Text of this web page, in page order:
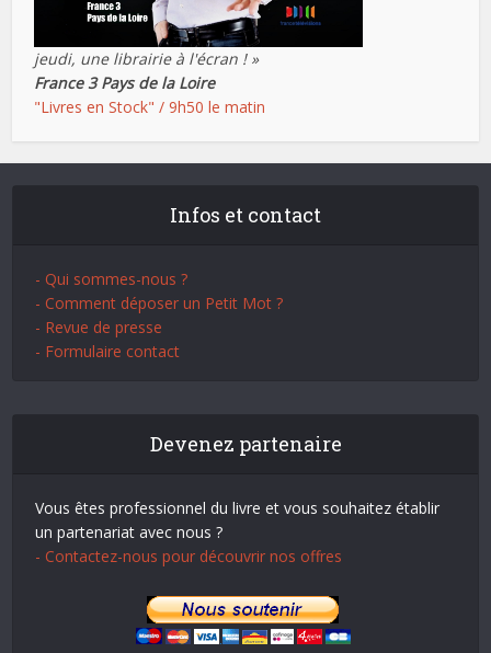
jeudi, une librairie à l'écran ! »
France 3 Pays de la Loire
"Livres en Stock" / 9h50 le matin
Infos et contact
- Qui sommes-nous ?
- Comment déposer un Petit Mot ?
- Revue de presse
- Formulaire contact
Devenez partenaire
Vous êtes professionnel du livre et vous souhaitez établir
un partenariat avec nous ?
- Contactez-nous pour découvrir nos offres